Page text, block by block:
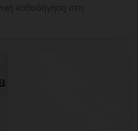
καθοδήγηση στη